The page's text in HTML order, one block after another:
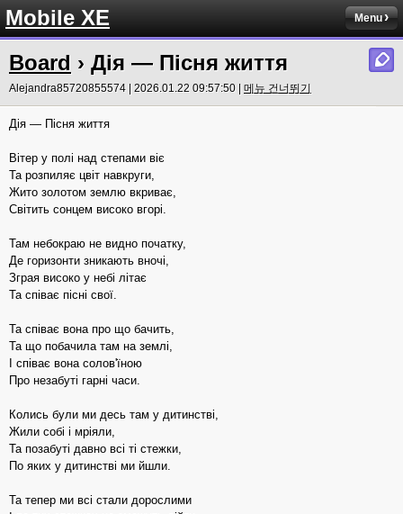
Mobile XE Menu
Board › Дія — Пісня життя
Alejandra85720855574 | 2026.01.22 09:57:50 | 메뉴 건너뛰기
Дія — Пісня життя
Вітер у полі над степами віє
Та розпиляє цвіт навкруги,
Жито золотом землю вкриває,
Світить сонцем високо вгорі.
Там небокраю не видно початку,
Де горизонти зникають вночі,
Зграя високо у небі літає
Та співає пісні свої.
Та співає вона про що бачить,
Та що побачила там на землі,
І співає вона солов'їною
Про незабуті гарні часи.
Колись були ми десь там у дитинстві,
Жили собі і мріяли,
Та позабуті давно всі ті стежки,
По яких у дитинстві ми йшли.
Та тепер ми всі стали дорослими